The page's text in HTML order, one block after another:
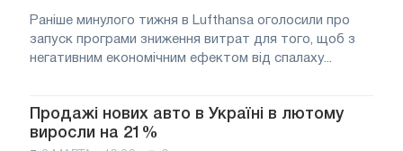
Раніше минулого тижня в Lufthansa оголосили про
запуск програми зниження витрат для того, щоб з
негативним економічним ефектом від спалаху...
Продажі нових авто в Україні в лютому
виросли на 21%